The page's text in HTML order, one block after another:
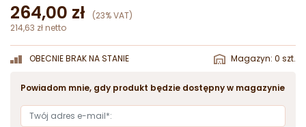
264,00 zł
(23% VAT)
214,63 zł netto
OBECNIE BRAK NA STANIE Magazyn: 0 szt.
Powiadom mnie, gdy produkt będzie dostępny w magazynie